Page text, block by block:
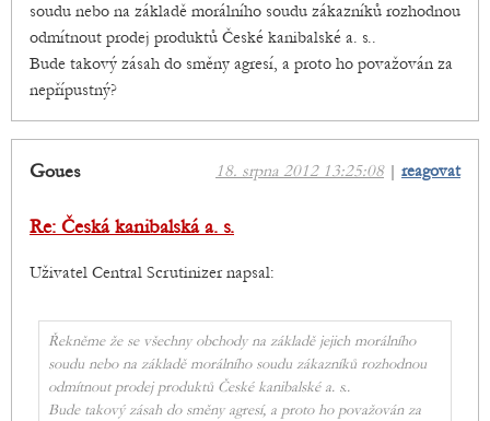
soudu nebo na základě morálního soudu zákazníků rozhodnou
odmítnout prodej produktů České kanibalské a. s..
Bude takový zásah do směny agresí, a proto ho považován za
nepřípustný?
18. srpna 2012 13:25:08| reagovat
Goues
Re: Česká kanibalská a. s.
Uživatel Central Scrutinizer napsal:
Řekněme že se všechny obchody na základě jejich morálního
soudu nebo na základě morálního soudu zákazníků rozhodnou
odmítnout prodej produktů České kanibalské a. s..
Bude takový zásah do směny agresí, a proto ho považován za